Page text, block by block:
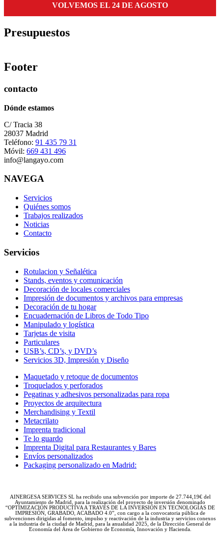
VOLVEMOS EL 24 DE AGOSTO
Presupuestos
Footer
contacto
Dónde estamos
C/ Tracia 38
28037 Madrid
Teléfono: 91 435 79 31
Móvil: 669 431 496
info@langayo.com
NAVEGA
Servicios
Quiénes somos
Trabajos realizados
Noticias
Contacto
Servicios
Rotulacion y Señalética
Stands, eventos y comunicación
Decoración de locales comerciales
Impresión de documentos y archivos para empresas
Decoración de tu hogar
Encuadernación de Libros de Todo Tipo
Manipulado y logística
Tarjetas de visita
Particulares
USB’s, CD’s, y DVD’s
Servicios 3D, Impresión y Diseño
Maquetado y retoque de documentos
Troquelados y perforados
Pegatinas y adhesivos personalizadas para ropa
Proyectos de arquitectura
Merchandising y Textil
Metacrilato
Imprenta tradicional
Te lo guardo
Imprenta Digital para Restaurantes y Bares
Envíos personalizados
Packaging personalizado en Madrid:
AINERGESA SERVICES SL ha recibido una subvención por importe de 27.744,19€ del
Ayuntamiento de Madrid, para la realización del proyecto de inversión denominado
“OPTIMIZACIÓN PRODUCTIVA A TRAVÉS DE LA INVERSIÓN EN TECNOLOGÍAS DE
IMPRESIÓN, GRABADO, ACABADO 4.0”, con cargo a la convocatoria pública de
subvenciones dirigidas al fomento, impulso y reactivación de la industria y servicios conexos
a la industria de la ciudad de Madrid, para la anualidad 2025, de la Dirección General de
Economía del Área de Gobierno de Economía, Innovación y Hacienda.